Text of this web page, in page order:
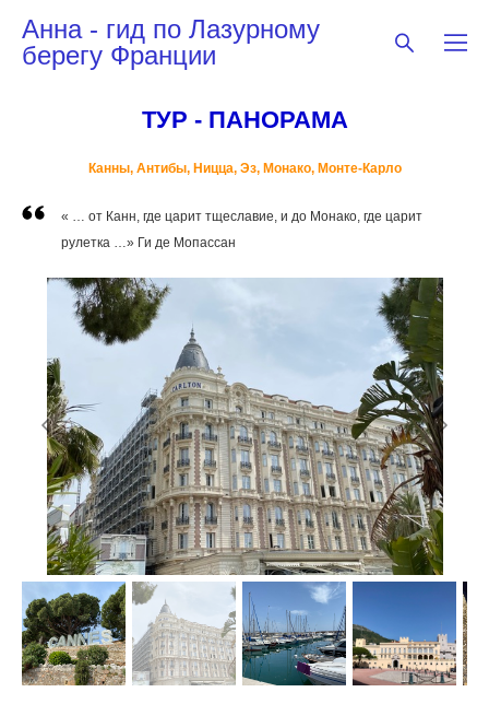
Анна - гид по Лазурному
берегу Франции
ТУР - ПАНОРАМА
Канны, Антибы, Ницца, Эз, Монако, Moнте-Карло
« … от Канн, где царит тщеславие, и до Монако, где царит
рулетка …» Ги де Мопассан